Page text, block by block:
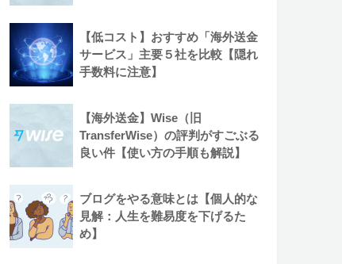
【低コスト】おすすめ「海外送金
サービス」主要５社を比較【隠れ
手数料に注意】
【海外送金】Wise（旧
TransferWise）の評判がすごぶる
良い件【使い方の手順も解説】
ブログをやる意味とは【個人的な
見解：人生を難易度を下げるた
め】